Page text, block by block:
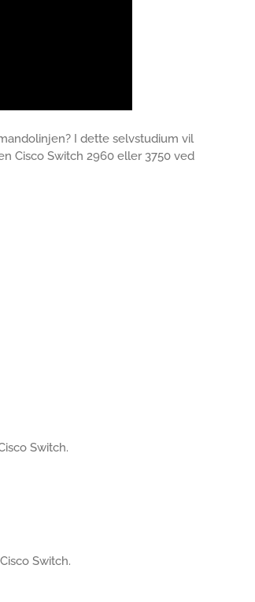
I dette selvstudium vil
Cisco Switch 2960 eller 3750 ved
Switch.
Switch.